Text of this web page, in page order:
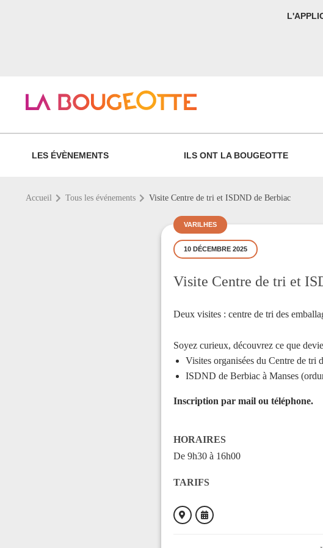
LES ÉVÈNEMENTS ILS ONT LA BOUGEOTTE
Accueil Tous les événements Visite Centre de tri et ISDND de Berbiac
VARILHES
10 DÉCEMBRE 2025
Visite Centre de tri et
Deux visites : centre de tri des
Soyez curieux, découvrez ce que
Visites organisées du Centre de tri
ISDND de Berbiac à Manses
Inscription par mail ou téléphone.
HORAIRES
De 9h30 à 16h00
TARIFS